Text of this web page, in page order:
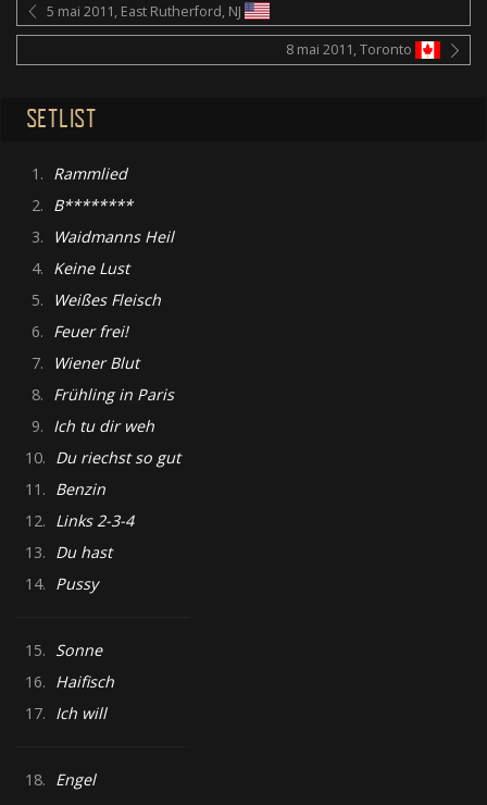
5 mai 2011, East Rutherford, NJ
8 mai 2011, Toronto
SETLIST
1. Rammlied
2. B********
3.
Waidmanns Heil
4. Keine Lust
5.
Weißes Fleisch
6. Feuer frei!
7.
Wiener Blut
8. Frühling in Paris
9. Ich tu dir weh
10. Du riechst so gut
11. Benzin
12. Links 2-3-4
13. Du hast
14. Pussy
15. Sonne
16. Haifisch
17. Ich will
18. Engel